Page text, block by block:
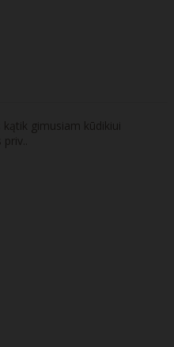
gimusiam kūdikiui